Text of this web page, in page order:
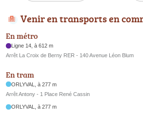
Venir en transports en
En métro
Ligne 14, à 612 m
Arrêt La Croix de Berny RER - 140 Avenue Léon Blum
En tram
ORLYVAL, à 277 m
Arrêt Antony - 1 Place René Cassin
ORLYVAL, à 277 m